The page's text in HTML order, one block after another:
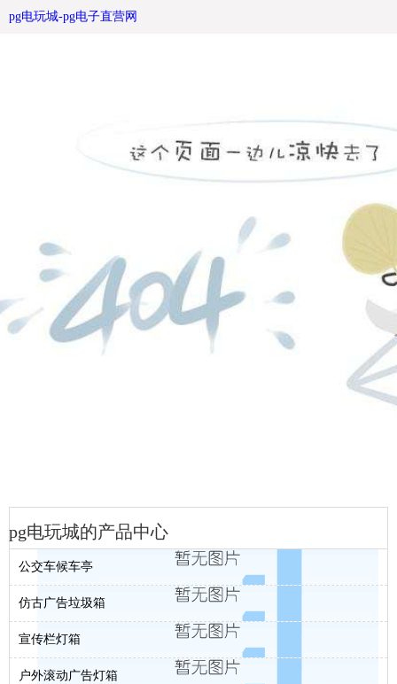
核心价值观19-pg电玩城
pg电玩城-pg电子直营网
pg电玩城的产品中心
公交车候车亭
仿古广告垃圾箱
宣传栏灯箱
户外滚动广告灯箱